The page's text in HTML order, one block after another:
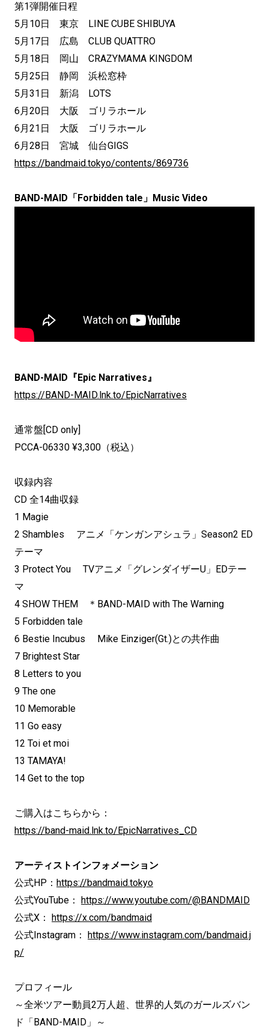
第1弾開催日程
5月10日 東京 LINE CUBE SHIBUYA
5月17日 広島 CLUB QUATTRO
5月18日 岡山 CRAZYMAMA KINGDOM
5月25日 静岡 浜松窓枠
5月31日 新潟 LOTS
6月20日 大阪 ゴリラホール
6月21日 大阪 ゴリラホール
6月28日 宮城 仙台GIGS
https://bandmaid.tokyo/contents/869736
BAND-MAID「Forbidden tale」Music Video
BAND-MAID『Epic Narratives』
https://BAND-MAID.lnk.to/EpicNarratives
通常盤[CD only]
PCCA-06330 ¥3,300（税込）
収録内容
CD 全14曲収録
1 Magie
2 Shambles アニメ「ケンガンアシュラ」Season2 ED
テーマ
3 Protect You TVアニメ「グレンダイザーU」EDテー
マ
4 SHOW THEM ＊BAND-MAID with The Warning
5 Forbidden tale
6 Bestie Incubus Mike Einziger(Gt.)との共作曲
7 Brightest Star
8 Letters to you
9 The one
10 Memorable
11 Go easy
12 Toi et moi
13 TAMAYA!
14 Get to the top
ご購入はこちらから：
https://band-maid.lnk.to/EpicNarratives_CD
アーティストインフォメーション
公式HP： https://bandmaid.tokyo
公式YouTube：
https://www.youtube.com/@BANDMAID
公式X：
https://x.com/bandmaid
公式Instagram：
https://www.instagram.com/bandmaid.j
p/
プロフィール
～全米ツアー動員2万人超、世界的人気のガールズバン
ド「BAND-MAID」～